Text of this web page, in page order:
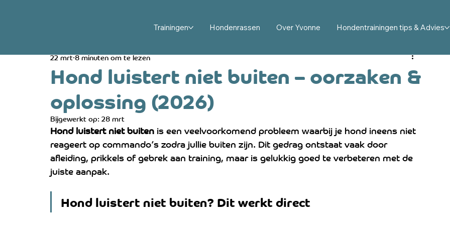
Trainingen Hondenrassen Over Yvonne Hondentrainingen tips & Advies
Hondengedrag oplossen en trainen Hond en kind: veiligheid en tips
Hond en baby: veilig samen wennen Rouw en stress bij honden
Hond luistert niet buiten – oorzaken &
oplossing (2026)
22 mrt8 minuten om te lezen
Bijgewerkt op:28 mrt
Hond luistert niet buiten is een veelvoorkomend probleem waarbij je hond ineens niet
reageert op commando’s zodra jullie buiten zijn. Dit gedrag ontstaat vaak door
afleiding, prikkels of gebrek aan training, maar is gelukkig goed te verbeteren met de
juiste aanpak.
Hond luistert niet buiten? Dit werkt direct